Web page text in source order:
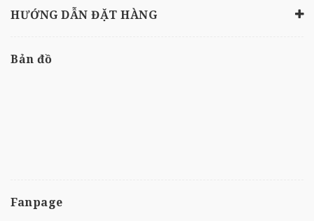
HƯỚNG DẪN ĐẶT HÀNG
Bản đồ
Fanpage